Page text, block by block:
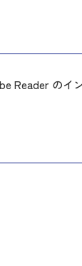
Reader のイ